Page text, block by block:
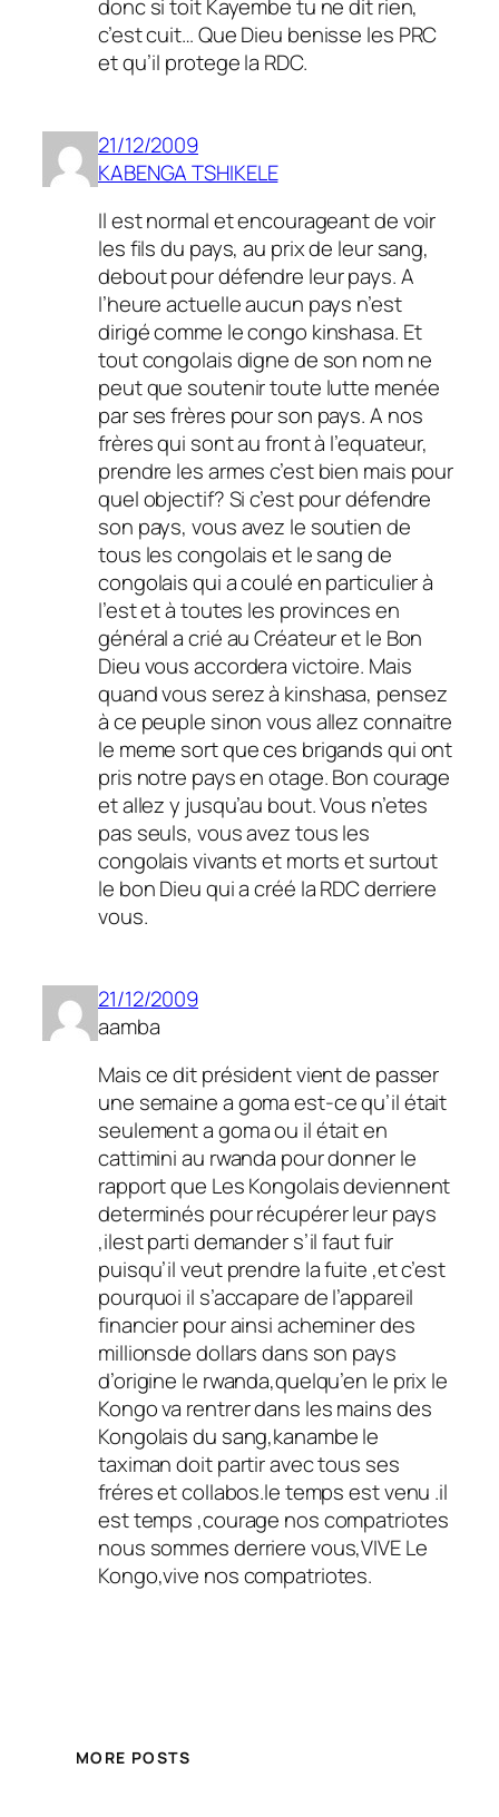
donc si toit Kayembe tu ne dit rien,
c’est cuit… Que Dieu benisse les PRC
et qu’il protege la RDC.
21/12/2009
KABENGA TSHIKELE
Il est normal et encourageant de voir
les fils du pays, au prix de leur sang,
debout pour défendre leur pays. A
l’heure actuelle aucun pays n’est
dirigé comme le congo kinshasa. Et
tout congolais digne de son nom ne
peut que soutenir toute lutte menée
par ses frères pour son pays. A nos
frères qui sont au front à l’equateur,
prendre les armes c’est bien mais pour
quel objectif? Si c’est pour défendre
son pays, vous avez le soutien de
tous les congolais et le sang de
congolais qui a coulé en particulier à
l’est et à toutes les provinces en
général a crié au Créateur et le Bon
Dieu vous accordera victoire. Mais
quand vous serez à kinshasa, pensez
à ce peuple sinon vous allez connaitre
le meme sort que ces brigands qui ont
pris notre pays en otage. Bon courage
et allez y jusqu’au bout. Vous n’etes
pas seuls, vous avez tous les
congolais vivants et morts et surtout
le bon Dieu qui a créé la RDC derriere
vous.
21/12/2009
aamba
Mais ce dit président vient de passer
une semaine a goma est-ce qu’il était
seulement a goma ou il était en
cattimini au rwanda pour donner le
rapport que Les Kongolais deviennent
determinés pour récupérer leur pays
,ilest parti demander s’il faut fuir
puisqu’il veut prendre la fuite ,et c’est
pourquoi il s’accapare de l’appareil
financier pour ainsi acheminer des
millionsde dollars dans son pays
d’origine le rwanda,quelqu’en le prix le
Kongo va rentrer dans les mains des
Kongolais du sang,kanambe le
taximan doit partir avec tous ses
fréres et collabos.le temps est venu .il
est temps ,courage nos compatriotes
nous sommes derriere vous,VIVE Le
Kongo,vive nos compatriotes.
MORE POSTS